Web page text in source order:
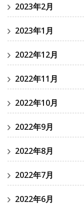
2023年2月
2023年1月
2022年12月
2022年11月
2022年10月
2022年9月
2022年8月
2022年7月
2022年6月